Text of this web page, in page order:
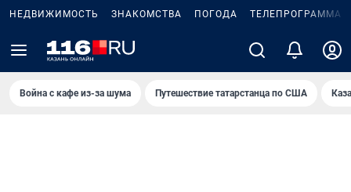
НЕДВИЖИМОСТЬ ЗНАКОМСТВА ПОГОДА ТЕЛЕПРОГРАММА
Война с кафе из-за шума Путешествие татарстанца по США